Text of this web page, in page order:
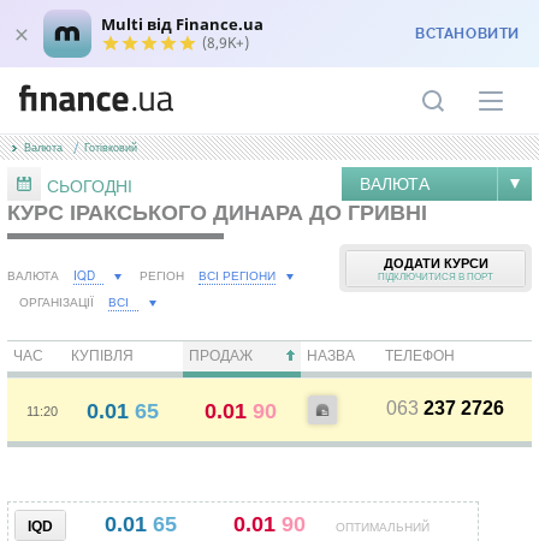
Multi від Finance.ua
(8,9K+) ВСТАНОВИТИ
Валюта Готівковий
ВАЛЮТА
СЬОГОДНІ
КУРС ІРАКСЬКОГО ДИНАРА ДО ГРИВНІ
ДОДАТИ КУРСИ
ПІДКЛЮЧИТИСЯ В ПОРТ
ВАЛЮТА IQD РЕГІОН ВСІ РЕГІОНИ
ОРГАНІЗАЦІЇ ВСІ
ЧАС КУПІВЛЯ ПРОДАЖ НАЗВА ТЕЛЕФОН
11:20 0.01 65 0.01 90 063 237 2726
IQD 0.01 65 0.01 90 ОПТИМАЛЬНИЙ